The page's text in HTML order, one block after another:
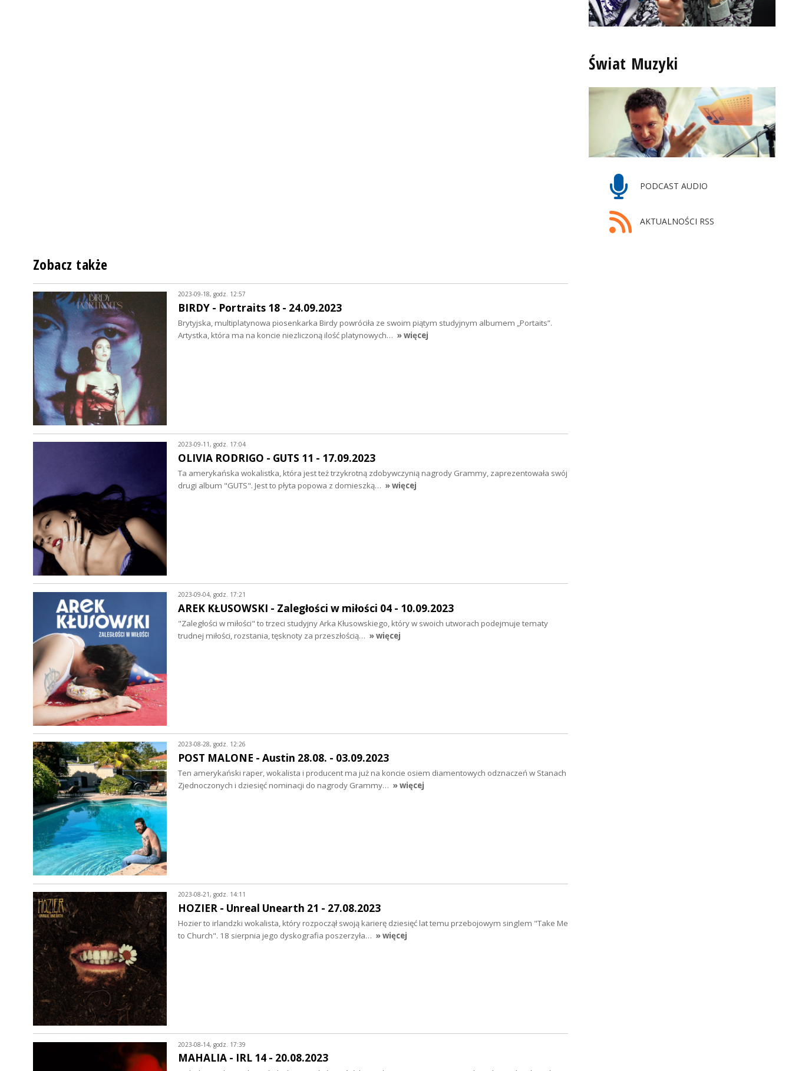
Świat Muzyki
PODCAST AUDIO
AKTUALNOŚCI RSS
Zobacz także
2023-09-18, godz. 12:57
BIRDY - Portraits 18 - 24.09.2023
Brytyjska, multiplatynowa piosenkarka Birdy powróciła ze swoim piątym studyjnym albumem „Portaits”.
Artystka, która ma na koncie niezliczoną ilość platynowych… » więcej
2023-09-11, godz. 17:04
OLIVIA RODRIGO - GUTS 11 - 17.09.2023
Ta amerykańska wokalistka, która jest też trzykrotną zdobywczynią nagrody Grammy, zaprezentowała swój
drugi album "GUTS". Jest to płyta popowa z domieszką… » więcej
2023-09-04, godz. 17:21
AREK KŁUSOWSKI - Zaległości w miłości 04 - 10.09.2023
"Zaległości w miłości" to trzeci studyjny Arka Kłusowskiego, który w swoich utworach podejmuje tematy
trudnej miłości, rozstania, tęsknoty za przeszłością… » więcej
2023-08-28, godz. 12:26
POST MALONE - Austin 28.08. - 03.09.2023
Ten amerykański raper, wokalista i producent ma już na koncie osiem diamentowych odznaczeń w Stanach
Zjednoczonych i dziesięć nominacji do nagrody Grammy… » więcej
2023-08-21, godz. 14:11
HOZIER - Unreal Unearth 21 - 27.08.2023
Hozier to irlandzki wokalista, który rozpoczął swoją karierę dziesięć lat temu przebojowym singlem "Take Me
to Church". 18 sierpnia jego dyskografia poszerzyła… » więcej
2023-08-14, godz. 17:39
MAHALIA - IRL 14 - 20.08.2023